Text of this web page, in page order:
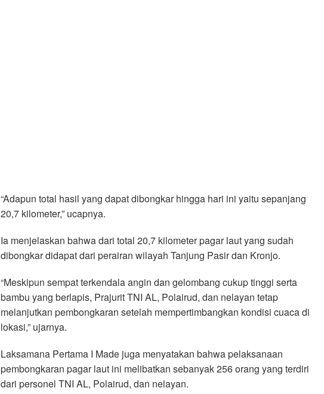
“Adapun total hasil yang dapat dibongkar hingga hari ini yaitu sepanjang
20,7 kilometer,” ucapnya.
Ia menjelaskan bahwa dari total 20,7 kilometer pagar laut yang sudah
dibongkar didapat dari perairan wilayah Tanjung Pasir dan Kronjo.
“Meskipun sempat terkendala angin dan gelombang cukup tinggi serta
bambu yang berlapis, Prajurit TNI AL, Polairud, dan nelayan tetap
melanjutkan pembongkaran setelah mempertimbangkan kondisi cuaca di
lokasi,” ujarnya.
Laksamana Pertama I Made juga menyatakan bahwa pelaksanaan
pembongkaran pagar laut ini melibatkan sebanyak 256 orang yang terdiri
dari personel TNI AL, Polairud, dan nelayan.